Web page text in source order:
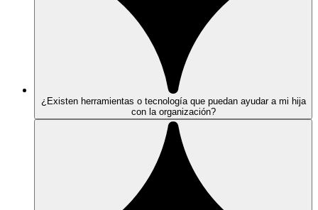
¿Existen herramientas o tecnología que puedan ayudar a mi hija
con la organización?